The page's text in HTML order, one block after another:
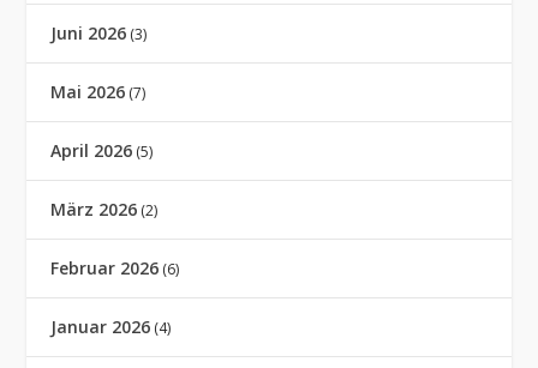
Juni 2026 (3)
Mai 2026 (7)
April 2026 (5)
März 2026 (2)
Februar 2026 (6)
Januar 2026 (4)